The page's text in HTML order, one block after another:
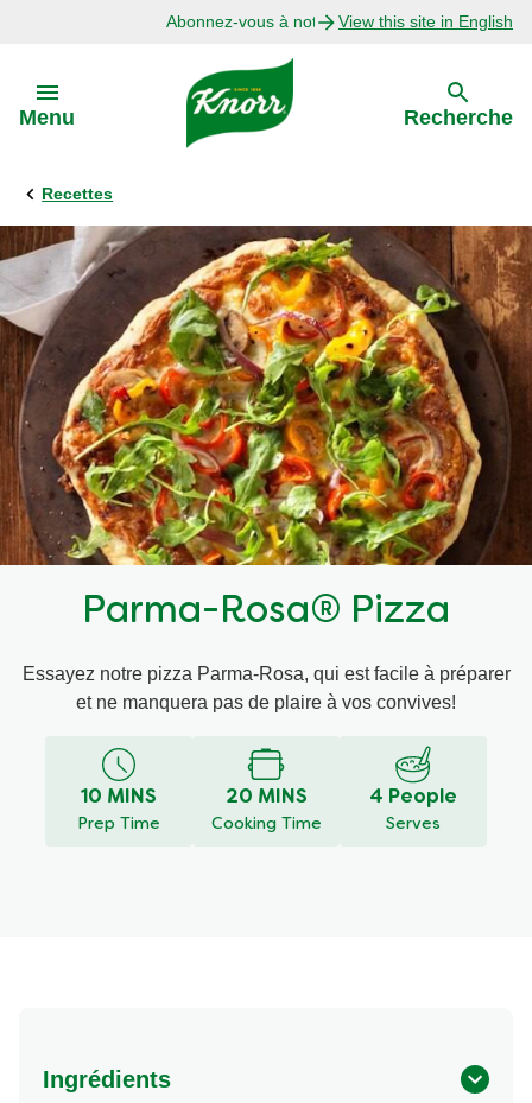
Abonnez-vous à notre infolettreView this site in English
Menu
Précédent
Explorer
Recettes avec Bouillon
Recettes par Ingrédient
Recettes par Occasion
Recettes par Type de Plat
Recherche
Recettes
Parma-Rosa® Pizza
Essayez notre pizza Parma-Rosa, qui est facile à préparer
et ne manquera pas de plaire à vos convives!
10 MINS
Prep Time
20 MINS
Cooking Time
4 People
Serves
Ingrédients